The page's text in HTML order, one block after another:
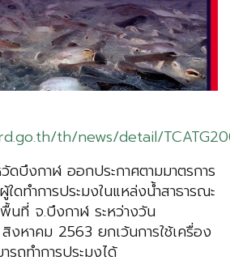
th/news/detail/
ดบึงกาฬ ออกประกาศตามมาตรการ
ดทำการประมงในแหล่งน้ำสาธารณะ
นที่ จ.บึงกาฬ ระหว่างวัน
หาคม 2563 ยกเว้นการใช้เครื่อง
ถทำการประมงได้